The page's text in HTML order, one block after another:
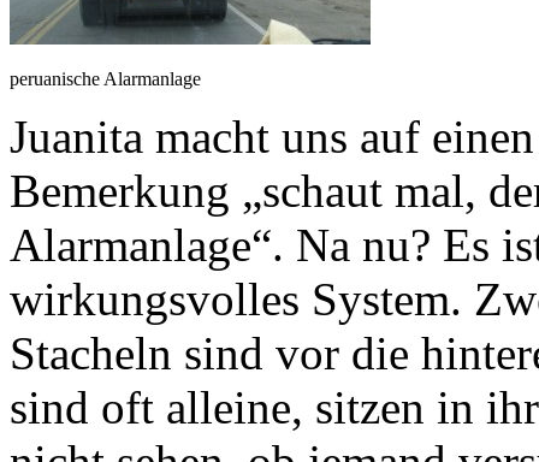
peruanische Alarmanlage
Juanita macht uns auf
Bemerkung „schaut mal,
Alarmanlage“. Na nu? Es
wirkungsvolles System.
Stacheln sind vor die
sind oft alleine, sitzen in